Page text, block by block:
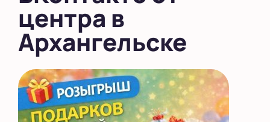
центра в
Архангельске